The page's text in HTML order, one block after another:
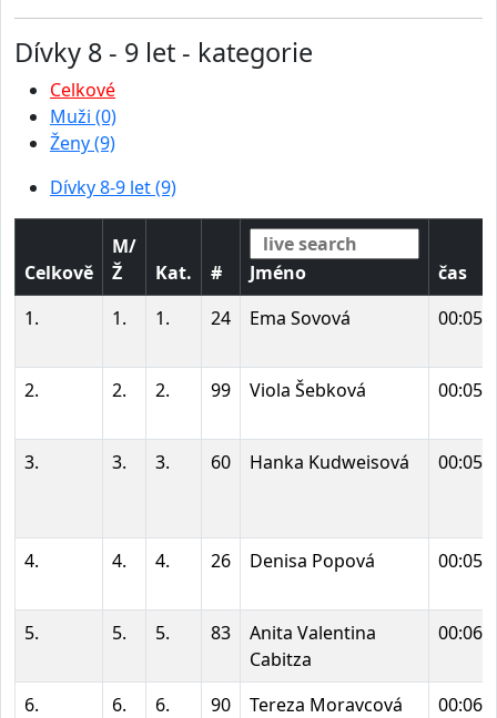
Dívky 8 - 9 let - kategorie
Celkové
Muži (0)
Ženy (9)
Dívky 8-9 let (9)
Celkově
M/
Ž
Kat. # Jméno
čas
1.
1. 1. 24 Ema Sovová
2. 2. 2. 99 Viola Šebková
3. 3. 3. 60 Hanka Kudweisová
4. 4. 4. 26 Denisa Popová
5. 5. 5. 83
Anita Valentina
Cabitza
6. 6. 6. 90 Tereza Moravcová